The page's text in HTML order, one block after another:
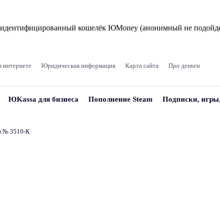
кошелёк ЮMoney (анонимный не
интернете Юридическая информация Карта сайта Про деньги
ЮKassa для бизнеса Пополнение Steam Подписки,
№ 3510‑К